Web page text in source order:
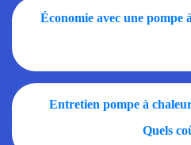
Économie avec une pompe
Entretien pompe à
Quels